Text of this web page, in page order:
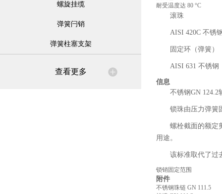
螺旋挂缆
弹簧闩销
弹簧柱塞支架
查看更多
耐受温度达 80 °C
滚珠
AISI 420C 不锈
固定环（弹簧）
AISI 631 不锈钢
信息
不锈钢GN
锁珠由压力弹簧
螺栓截面的额定
用途。
该标准取代了过
锁销固定范围
附件
不锈钢珠链 GN 111.5